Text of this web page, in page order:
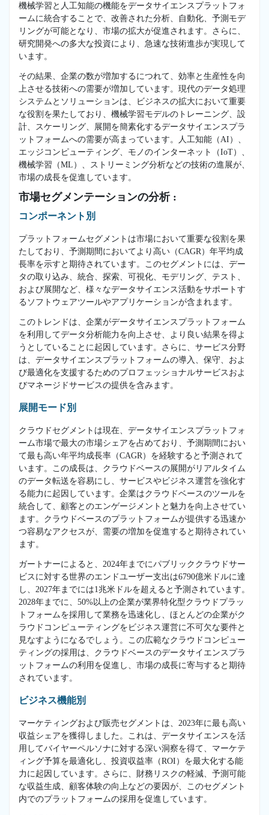
機械学習と人工知能の機能をデータサイエンスプラットフォ
ームに統合することで、改善された分析、自動化、予測モデ
リングが可能となり、市場の拡大が促進されます。さらに、
研究開発への多大な投資により、急速な技術進歩が実現して
います。
その結果、企業の数が増加するにつれて、効率と生産性を向
上させる技術への需要が増加しています。現代のデータ処理
システムとソリューションは、ビジネスの拡大において重要
な役割を果たしており、機械学習モデルのトレーニング、設
計、スケーリング、展開を簡素化するデータサイエンスプラ
ットフォームへの需要が高まっています。人工知能（AI）、
エッジコンピューティング、モノのインターネット（IoT）、
機械学習（ML）、ストリーミング分析などの技術の進展が、
市場の成長を促進しています。
市場セグメンテーションの分析 :
コンポーネント別
プラットフォームセグメントは市場において重要な役割を果
たしており、予測期間においてより高い（CAGR）年平均成
長率を示すと期待されています。このセグメントには、デー
タの取り込み、統合、探索、可視化、モデリング、テスト、
および展開など、様々なデータサイエンス活動をサポートす
るソフトウェアツールやアプリケーションが含まれます。
このトレンドは、企業がデータサイエンスプラットフォーム
を利用してデータ分析能力を向上させ、より良い結果を得よ
うとしていることに起因しています。さらに、サービス分野
は、データサイエンスプラットフォームの導入、保守、およ
び最適化を支援するためのプロフェッショナルサービスおよ
びマネージドサービスの提供を含みます。
展開モード別
クラウドセグメントは現在、データサイエンスプラットフォ
ーム市場で最大の市場シェアを占めており、予測期間におい
て最も高い年平均成長率（CAGR）を経験すると予測されて
います。この成長は、クラウドベースの展開がリアルタイム
のデータ転送を容易にし、サービスやビジネス運営を強化す
る能力に起因しています。企業はクラウドベースのツールを
統合して、顧客とのエンゲージメントと魅力を向上させてい
ます。クラウドベースのプラットフォームが提供する迅速か
つ容易なアクセスが、需要の増加を促進すると期待されてい
ます。
ガートナーによると、2024年までにパブリッククラウドサー
ビスに対する世界のエンドユーザー支出は6790億米ドルに達
し、2027年までには1兆米ドルを超えると予測されています。
2028年までに、50%以上の企業が業界特化型クラウドプラッ
トフォームを採用して業務を迅速化し、ほとんどの企業がク
ラウドコンピューティングをビジネス運営に不可欠な要件と
見なすようになるでしょう。この広範なクラウドコンピュー
ティングの採用は、クラウドベースのデータサイエンスプラ
ットフォームの利用を促進し、市場の成長に寄与すると期待
されています。
ビジネス機能別
マーケティングおよび販売セグメントは、2023年に最も高い
収益シェアを獲得しました。これは、データサイエンスを活
用してバイヤーペルソナに対する深い洞察を得て、マーケテ
ィング予算を最適化し、投資収益率（ROI）を最大化する能
力に起因しています。さらに、財務リスクの軽減、予測可能
な収益生成、顧客体験の向上などの要因が、このセグメント
内でのプラットフォームの採用を促進しています。